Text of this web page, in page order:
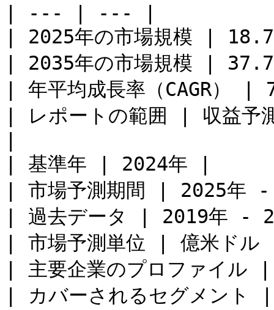
| --- | --- |
| 2025年の市場規模 |
| 2035年の市場規模 |
| 年平均成長率（CAGR）
| レポートの範囲 | 収益予
| 基準年 | 2024年 |
| 市場予測期間 | 2025年
| 過去データ | 2019年 -
| 市場予測単位 | 億米ド
| 主要企業のプロファイル
| カバーされるセグメント